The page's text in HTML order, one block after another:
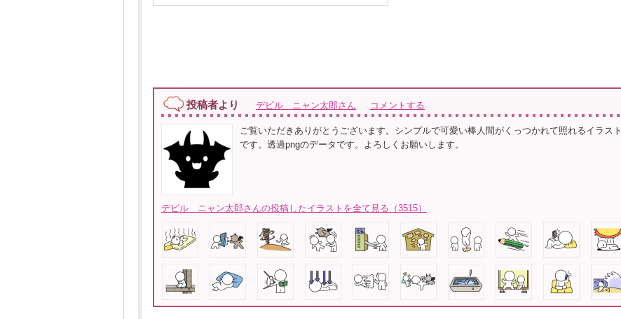
投稿者より デビル ニャン太郎さん コメントする
ご覧いただきありがとうございます。シンプルで可愛い棒人間がくっつかれて照れるイラスト
です。透過pngのデータです。よろしくお願いします。
デビル ニャン太郎さんの投稿したイラストを全て見る（3515）